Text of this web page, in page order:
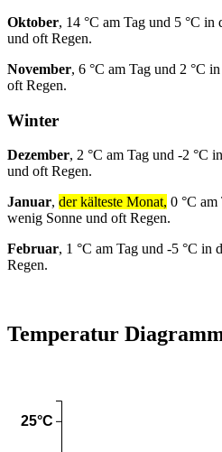
Oktober, 14 °C am Tag und 5 °C
und oft Regen.
November, 6 °C am Tag und 2 °C
oft Regen.
Winter
Dezember, 2 °C am Tag und -2 °C
und oft Regen.
Januar, der kälteste Monat, 0 °C am
wenig Sonne und oft Regen.
Februar, 1 °C am Tag und -5 °C in
Regen.
Temperatur